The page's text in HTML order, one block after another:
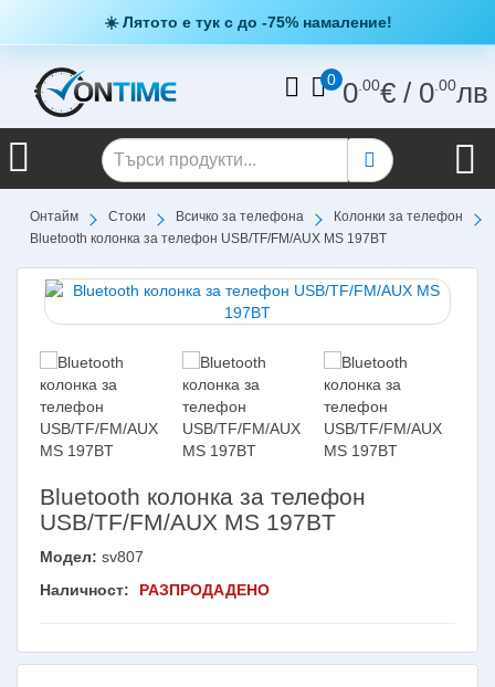
☀️ Лятото е тук с до -75% намаление!
0 0 .00€/ 0 .00лв
Онтайм Стоки Всичко за телефона
Колонки за телефон
Bluetooth колонка за телефон USB/TF/FM/AUX MS 197BT
Bluetooth колонка за телефон
USB/TF/FM/AUX MS 197BT
Модел: sv807
Наличност:
РАЗПРОДАДЕНО